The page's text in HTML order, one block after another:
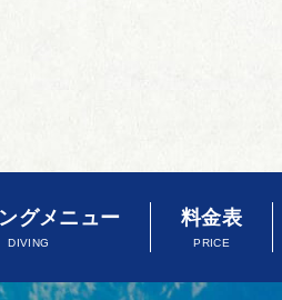
グメニュー
DIVING
料金表
PRICE